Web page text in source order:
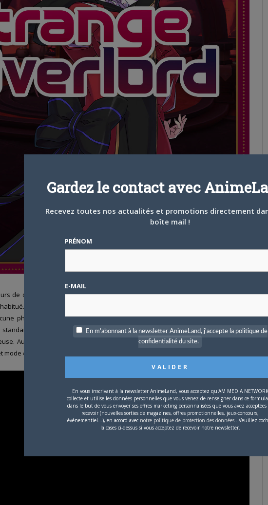
de quoi dérouter. Face à un gameplay qui fait un peu tout et rien à la fois, le
Oubliez la course à la puissance : ici, il n’y a pas de barre d’XP, pas de
phase de
rébarbative. Rien n’est vraiment obligatoire. Le titre prend
du genre pour imposer son propre rythme, et la premières heure peut
Aussi, les allergiques à la difficulté seront épargnés puisqu’elle absente, un
» est même prévu a cet effet.
Gardez le contact avec
Recevez toutes nos actualités et promotions directement
boîte mail !
PRÉNOM
E-MAIL
En m'abonnant à la newsletter AnimeLand, j'accepte la politique de
confidentialité du site.
En vous inscrivant à la newsletter AnimeLand, vous acceptez qu'AM MEDIA NETWORK
collecte et utilise les données personnelles que vous venez de renseigner dans ce
dans le but de vous envoyer ses offres marketing personnalisées que vous avez acceptées
recevoir (nouvelles sorties de magazines, offres promotionnelles, jeux-concours,
événementiel...), en accord avec notre politique de protection des données . Veuillez
la cases ci-dessus si vous acceptez de recevoir notre newsletter.